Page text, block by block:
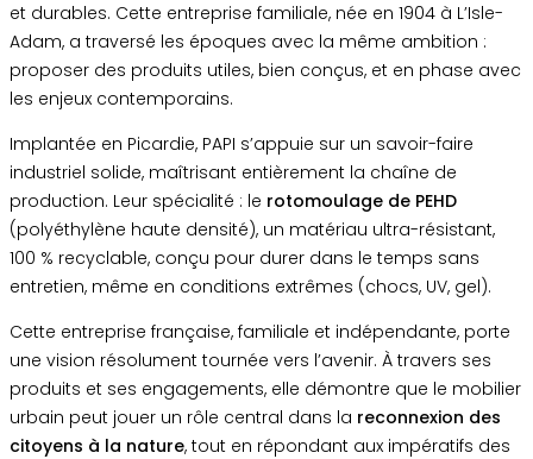
et durables. Cette entreprise familiale, née en 1904 à L’Isle-
Adam, a traversé les époques avec la même ambition :
proposer des produits utiles, bien conçus, et en phase avec
les enjeux contemporains.
Implantée en Picardie, PAPI s’appuie sur un savoir-faire
industriel solide, maîtrisant entièrement la chaîne de
production. Leur spécialité : le rotomoulage de PEHD
(polyéthylène haute densité), un matériau ultra-résistant,
100 % recyclable, conçu pour durer dans le temps sans
entretien, même en conditions extrêmes (chocs, UV, gel).
Cette entreprise française, familiale et indépendante, porte
une vision résolument tournée vers l’avenir. À travers ses
produits et ses engagements, elle démontre que le mobilier
urbain peut jouer un rôle central dans la reconnexion des
citoyens à la nature, tout en répondant aux impératifs des